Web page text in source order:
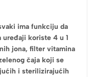
ima funkciju da
koriste 4 u 1
jona, filter vitamina
čaja koji se
i sterilizirajućih